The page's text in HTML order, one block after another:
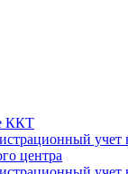
ККТ
центра